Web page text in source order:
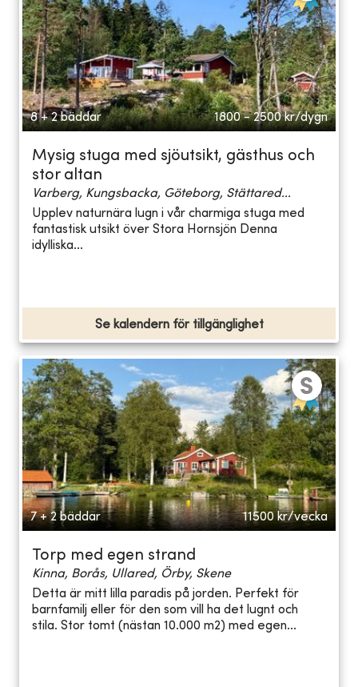
8 + 2 bäddar 1800 - 2500 kr/dygn
Mysig stuga med sjöutsikt, gästhus och
stor altan
Varberg, Kungsbacka, Göteborg, Stättared...
Upplev naturnära lugn i vår charmiga stuga med
fantastisk utsikt över Stora Hornsjön Denna
idylliska...
Se kalendern för tillgänglighet
7 + 2 bäddar 11500 kr/vecka
Torp med egen strand
Kinna, Borås, Ullared, Örby, Skene
Detta är mitt lilla paradis på jorden. Perfekt för
barnfamilj eller för den som vill ha det lugnt och
stila. Stor tomt (nästan 10.000 m2) med egen...